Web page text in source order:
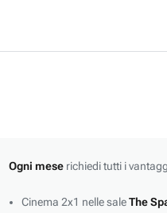
Ogni meserichiedi tutti i
Cinema 2x1 nelle saleThe